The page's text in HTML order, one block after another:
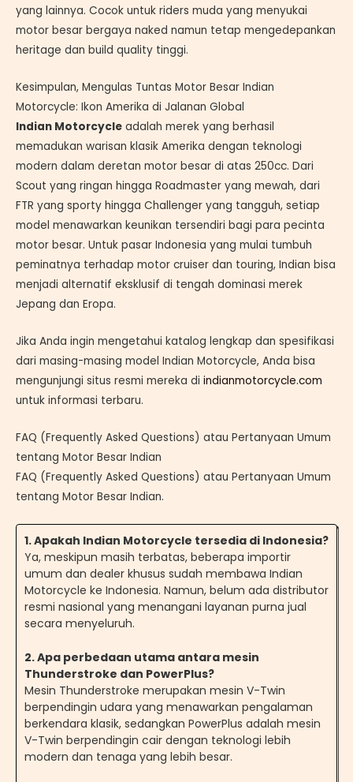
yang lainnya. Cocok untuk riders muda yang menyukai
motor besar bergaya naked namun tetap mengedepankan
heritage dan build quality tinggi.
Kesimpulan, Mengulas Tuntas Motor Besar Indian
Motorcycle: Ikon Amerika di Jalanan Global
Indian Motorcycle adalah merek yang berhasil
memadukan warisan klasik Amerika dengan teknologi
modern dalam deretan motor besar di atas 250cc. Dari
Scout yang ringan hingga Roadmaster yang mewah, dari
FTR yang sporty hingga Challenger yang tangguh, setiap
model menawarkan keunikan tersendiri bagi para pecinta
motor besar. Untuk pasar Indonesia yang mulai tumbuh
peminatnya terhadap motor cruiser dan touring, Indian bisa
menjadi alternatif eksklusif di tengah dominasi merek
Jepang dan Eropa.
Jika Anda ingin mengetahui katalog lengkap dan spesifikasi
dari masing-masing model Indian Motorcycle, Anda bisa
mengunjungi situs resmi mereka di indianmotorcycle.com
untuk informasi terbaru.
FAQ (Frequently Asked Questions) atau Pertanyaan Umum
tentang Motor Besar Indian
FAQ (Frequently Asked Questions) atau Pertanyaan Umum
tentang Motor Besar Indian.
1. Apakah Indian Motorcycle tersedia di Indonesia?
Ya, meskipun masih terbatas, beberapa importir
umum dan dealer khusus sudah membawa Indian
Motorcycle ke Indonesia. Namun, belum ada distributor
resmi nasional yang menangani layanan purna jual
secara menyeluruh.
2. Apa perbedaan utama antara mesin
Thunderstroke dan PowerPlus?
Mesin Thunderstroke merupakan mesin V-Twin
berpendingin udara yang menawarkan pengalaman
berkendara klasik, sedangkan PowerPlus adalah mesin
V-Twin berpendingin cair dengan teknologi lebih
modern dan tenaga yang lebih besar.